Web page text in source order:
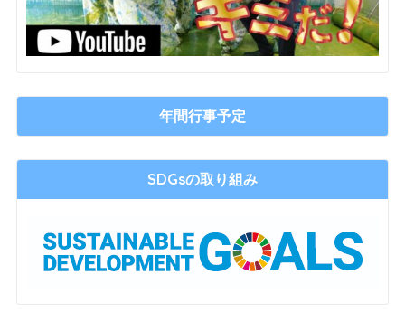
年間行事予定
SDGsの取り組み